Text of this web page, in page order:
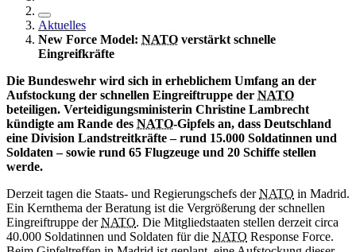
Aktuelles
New Force Model: NATO verstärkt schnelle
Eingreifkräfte
Die Bundeswehr wird sich in erheblichem Umfang an der
Aufstockung der schnellen Eingreiftruppe der NATO
beteiligen. Verteidigungsministerin Christine Lambrecht
kündigte am Rande des NATO-Gipfels an, dass Deutschland
eine Division Landstreitkräfte – rund 15.000 Soldatinnen und
Soldaten – sowie rund 65 Flugzeuge und 20 Schiffe stellen
werde.
Derzeit tagen die Staats- und Regierungschefs derNATO in Madrid.
Ein Kernthema der Beratung ist die Vergrößerung der schnellen
Eingreiftruppe derNATO. Die Mitgliedstaaten stellen derzeit circa
40.000 Soldatinnen und Soldaten für die NATO Response Force.